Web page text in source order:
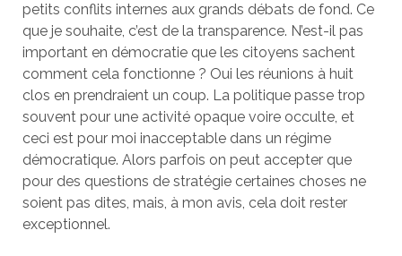
petits conflits internes aux grands débats de fond. Ce
que je souhaite, c’est de la transparence. N’est-il pas
important en démocratie que les citoyens sachent
comment cela fonctionne ? Oui les réunions à huit
clos en prendraient un coup. La politique passe trop
souvent pour une activité opaque voire occulte, et
ceci est pour moi inacceptable dans un régime
démocratique. Alors parfois on peut accepter que
pour des questions de stratégie certaines choses ne
soient pas dites, mais, à mon avis, cela doit rester
exceptionnel.